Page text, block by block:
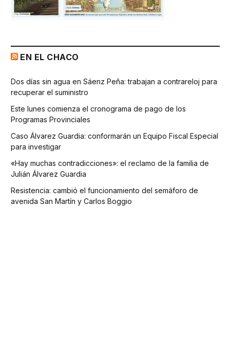
EN EL CHACO
Dos días sin agua en Sáenz Peña: trabajan a contrareloj para
recuperar el suministro
Este lunes comienza el cronograma de pago de los
Programas Provinciales
Caso Álvarez Guardia: conformarán un Equipo Fiscal Especial
para investigar
«Hay muchas contradicciones»: el reclamo de la familia de
Julián Álvarez Guardia
Resistencia: cambió el funcionamiento del semáforo de
avenida San Martín y Carlos Boggio